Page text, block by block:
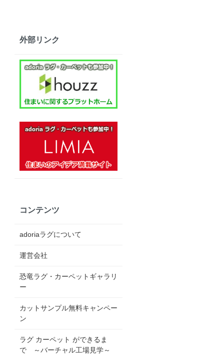
外部リンク
コンテンツ
adoriaラグについて
運営会社
恐竜ラグ・カーペットギャラリ
ー
カットサンプル無料キャンペー
ン
ラグ カーペット ができるま
で ～バーチャル工場見学～